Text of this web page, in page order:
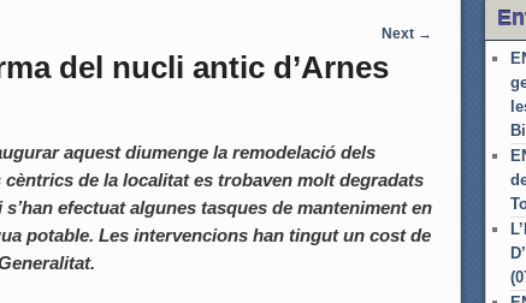
Next →
del nucli antic d’Arnes
aquest diumenge la remodelació dels
de la localitat es trobaven molt degradats
efectuat algunes tasques de manteniment en
potable. Les intervencions han tingut un cost de